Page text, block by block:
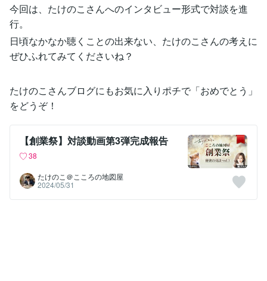
今回は、たけのこさんへのインタビュー形式で対談を進
行。
日頃なかなか聴くことの出来ない、たけのこさんの考えに
ぜひふれてみてくださいね？
たけのこさんブログにもお気に入りポチで「おめでとう」
をどうぞ！
【創業祭】対談動画第3弾完成報告
38
たけのこ＠こころの地図屋
2024/05/31